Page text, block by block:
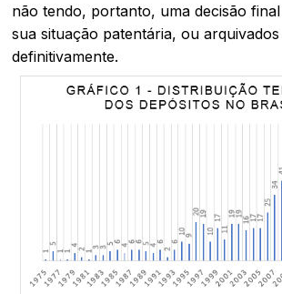
não tendo, portanto, uma decisão
sua situação patentária, ou
definitivamente.